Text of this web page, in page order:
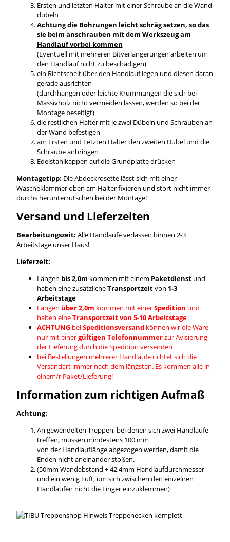
Ersten und letzten Halter mit einer Schraube an die Wand
dübeln
Achtung die Bohrungen leicht schräg setzen, so das
sie beim anschrauben mit dem Werkszeug am
Handlauf vorbei kommen
(Eventuell mit mehreren Bitverlängerungen arbeiten um
den Handlauf nicht zu beschädigen)
ein Richtscheit über den Handlauf legen und diesen daran
gerade ausrichten
(durchhängen oder leichte Krümmungen die sich bei
Massivholz nicht vermeiden lassen, werden so bei der
Montage beseitigt)
die restlichen Halter mit je zwei Dübeln und Schrauben an
der Wand befestigen
am Ersten und Letzten Halter den zweiten Dübel und die
Schraube anbringen
Edelstahlkappen auf die Grundplatte drücken
Montagetipp: Die Abdeckrosette lässt sich mit einer
Wäscheklammer oben am Halter fixieren und stört nicht immer
durchs herunterrutschen bei der Montage!
Versand und Lieferzeiten
Bearbeitungszeit: Alle Handläufe verlassen binnen 2-3
Arbeitstage unser Haus!
Lieferzeit:
Längen bis 2,0m kommen mit einem Paketdienstund
haben eine zusätzlicheTransportzeitvon 1-3
Arbeitstage
Längen über 2,0m kommen mit einerSpedition und
haben eineTransportzeit von 5-10 Arbeitstage
ACHTUNGbeiSpeditionsversandkönnen wir die Ware
nur mit einergültigen Telefonnummerzur Avisierung
der Lieferung durch die Spedition versenden
bei Bestellungen mehrerer Handläufe richtet sich die
Versandart immer nach dem längsten. Es kommen alle in
einem/r Paket/Lieferung!
Information zum richtigen Aufmaß
Achtung:
An gewendelten Treppen, bei denen sich zwei Handläufe
treffen, müssen mindestens 100 mm
von der Handlauflänge abgezogen werden, damit die
Enden nicht aneinander stoßen.
(50mm Wandabstand + 42,4mm Handlaufdurchmesser
und ein wenig Luft, um sich zwischen den einzelnen
Handläufen nicht die Finger einzuklemmen)